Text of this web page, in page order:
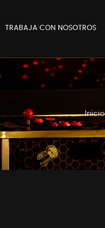
TRABAJA CON NOSOTROS
Inicio